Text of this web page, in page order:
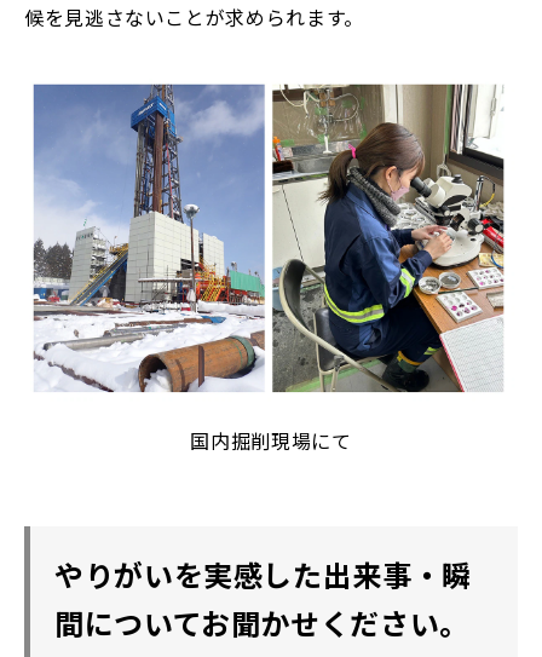
候を見逃さないことが求められます。
国内掘削現場にて
やりがいを実感した出来事・瞬
間についてお聞かせください。